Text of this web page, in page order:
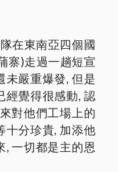
在東南亞四個國
寨)走過一趟短宣
未嚴重爆發, 但是
經覺得很感動, 認
對他們工場上的
十分珍貴, 加添他
, 一切都是主的恩